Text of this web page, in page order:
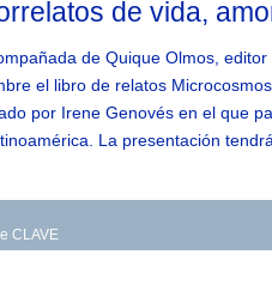
de vida,
de Quique Olmos, editor
el libro de relatos
por Irene Genovés en el que
La presentación
CLAVE